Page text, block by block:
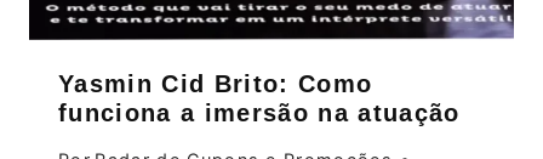
Yasmin Cid Brito: Como
funciona a imersão na atuação